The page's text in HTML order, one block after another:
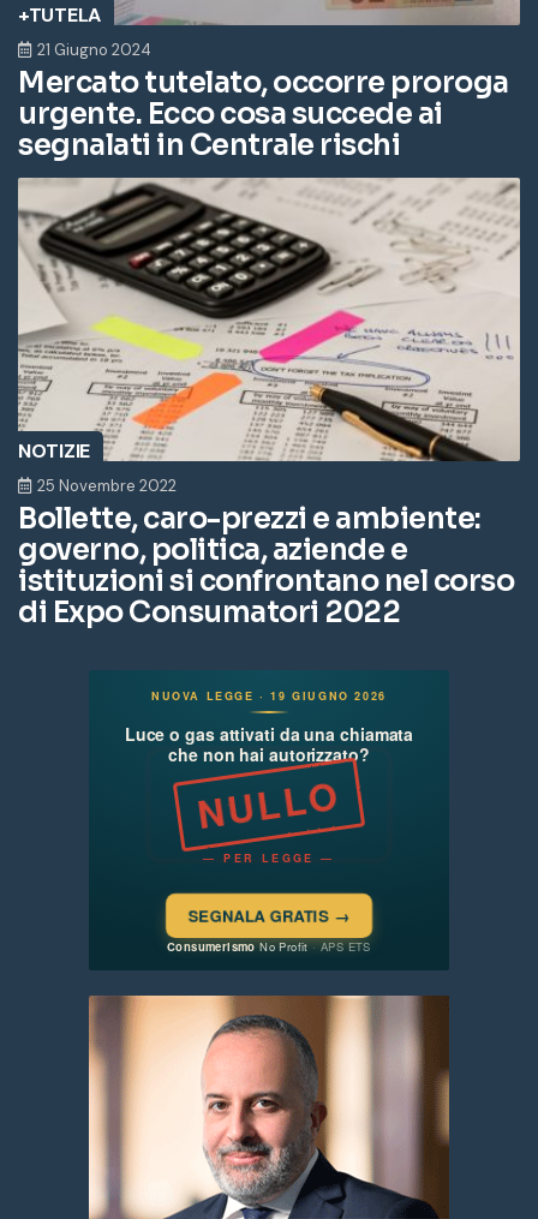
+TUTELA
21 Giugno 2024
Mercato tutelato, occorre proroga
urgente. Ecco cosa succede ai
segnalati in Centrale rischi
NOTIZIE
25 Novembre 2022
Bollette, caro-prezzi e ambiente:
governo, politica, aziende e
istituzioni si confrontano nel corso
di Expo Consumatori 2022